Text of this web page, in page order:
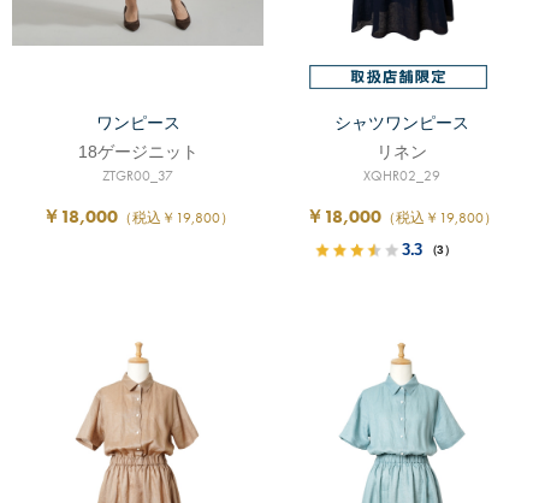
ワンピース
18ゲージニット
ZTGR00_37
￥18,000（税込￥19,800）
シャツワンピース
リネン
XQHR02_29
￥18,000（税込￥19,800）
3.3 （3）